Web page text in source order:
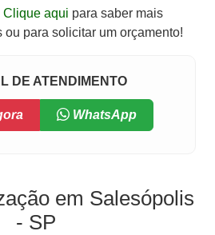
Clique aqui para saber mais
para solicitar um orçamento!
DE ATENDIMENTO
WhatsApp
em Salesópolis
- SP